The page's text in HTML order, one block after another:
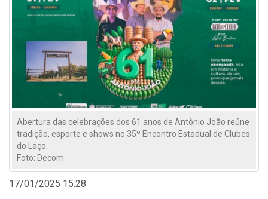
Abertura das celebrações dos 61 anos de Antônio João reúne
tradição, esporte e shows no 35º Encontro Estadual de Clubes
do Laço.
Foto: Decom
17/01/2025 15:28